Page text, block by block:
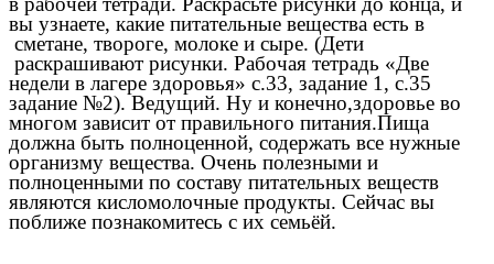
вы узнаете, какие питательные вещества есть в
сметане, твороге, молоке и сыре. (Дети
раскрашивают рисунки. Рабочая тетрадь «Две
недели в лагере здоровья» с.33, задание 1, с.35
задание №2). Ведущий. Ну и конечно,здоровье во
многом зависит от правильного питания.Пища
должна быть полноценной, содержать все нужные
организму вещества. Очень полезными и
полноценными по составу питательных веществ
являются кисломолочные продукты. Сейчас вы
поближе познакомитесь с их семьёй.